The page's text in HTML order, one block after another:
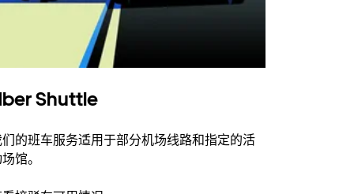
Shuttle
的班车服务适用于部分机场线路和指定的活
馆。